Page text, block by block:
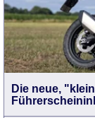
Die neue,